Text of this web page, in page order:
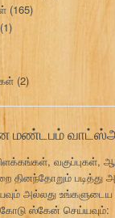
(165)
(1)
(2)
மண்டபம்
தினந்தோறும் படித்து
அல்லது
ஸ்கேன் செய்யவும்: